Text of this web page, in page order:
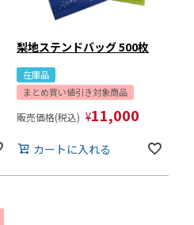
梨地ステンドバッグ 500枚
在庫品
まとめ買い値引き対象商品
販売価格(税込) ¥11,000
カートに入れる